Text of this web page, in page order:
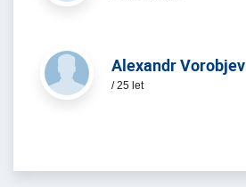
Alexandr Vorobjev
/ 25 let